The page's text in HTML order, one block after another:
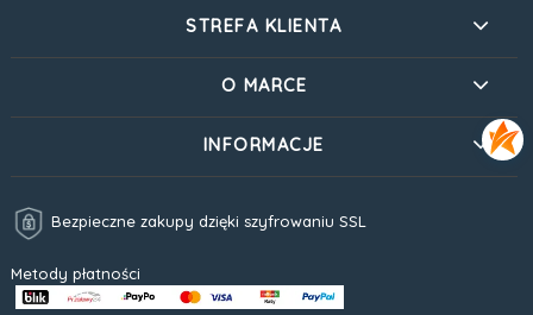
STREFA KLIENTA
O MARCE
INFORMACJE
Bezpieczne zakupy dzięki szyfrowaniu SSL
Metody płatności